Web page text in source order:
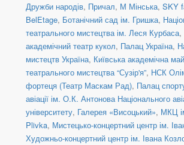
Дружби народів, Причал, М Мінська, SKY
BelEtage, Ботанічний сад ім. Гришка,
театрального мистецтва ім. Леся Курбаса,
академічний театр кукол, Палац Україна,
мистецтв Україна, Київська академічна
театрального мистецтва “Сузір'я”, НСК
фортеця (Театр Маскам Рад), Палац
авіації ім. О.К. Антонова Національного
університету, Галерея «Висоцький», МКЦ
Plivka, Мистецько-концертний центр ім.
Художньо-концертний центр ім. Івана